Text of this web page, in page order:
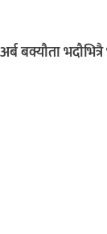
बक्यौता